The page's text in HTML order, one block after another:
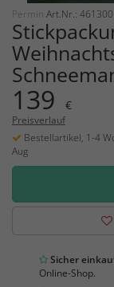
Permin Art.Nr.: 461300
139 €
Preisverlauf
Bestellartikel, 1-4
Aug
Sicher
Online-Shop.